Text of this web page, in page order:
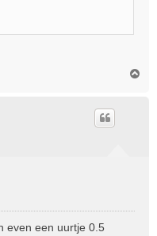
even een uurtje 0.5